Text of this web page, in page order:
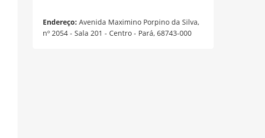
Endereço: Avenida Maximino Porpino da Silva,
nº 2054 - Sala 201 - Centro - Pará, 68743-000